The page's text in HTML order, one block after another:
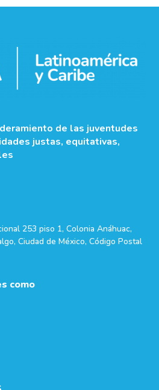
de las juventudes
justas, equitativas,
253 piso 1, Colonia Anáhuac,
Ciudad de México, Código Postal
como